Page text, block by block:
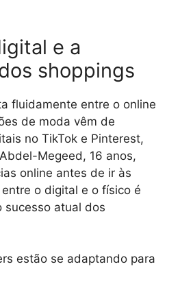
e a
shoppings
fluidamente entre o online
de moda vêm de
no TikTok e Pinterest,
Megeed, 16 anos,
online antes de ir às
o digital e o físico é
sucesso atual dos
estão se adaptando para